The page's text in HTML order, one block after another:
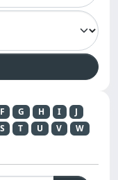
F G H I
J
S T U V
W